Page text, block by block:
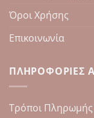
Όροι Χρήσης
Επικοινωνία
ΠΛΗΡΟΦΟΡΊΕΣ
Τρόποι Πληρωμής